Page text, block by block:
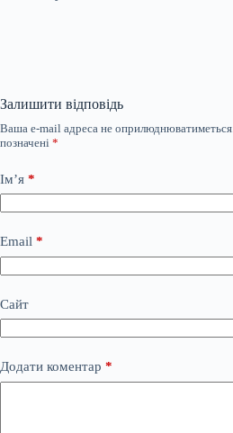
Залишити відповідь
Ваша e-mail адреса не оприлюднюватиметься.
позначені *
Ім’я *
Email *
Сайт
Додати коментар *